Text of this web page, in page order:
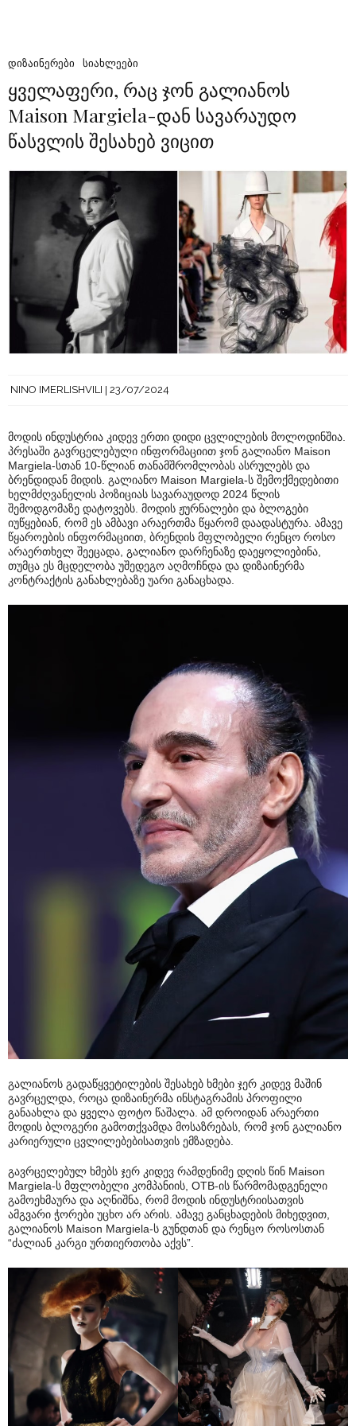
ᲓᲘᲖᲐᲘᲜᲔᲠᲔᲑᲘ ᲡᲘᲐᲮᲚᲔᲔᲑᲘ
ყველაფერი, რაც ჯონ გალიანოს
Maison Margiela-დან სავარაუდო
წასვლის შესახებ ვიცით
NINO IMERLISHVILI 23/07/2024
მოდის ინდუსტრია კიდევ ერთი დიდი ცვლილების მოლოდინშია.
პრესაში გავრცელებული ინფორმაციით ჯონ გალიანო Maison
Margiela-სთან 10-წლიან თანამშრომლობას ასრულებს და
ბრენდიდან მიდის. გალიანო Maison Margiela-ს შემოქმედებითი
ხელმძღვანელის პოზიციას სავარაუდოდ 2024 წლის
შემოდგომაზე დატოვებს. მოდის ჟურნალები და ბლოგები
იუწყებიან, რომ ეს ამბავი არაერთმა წყარომ დაადასტურა. ამავე
წყაროების ინფორმაციით, ბრენდის მფლობელი რენცო როსო
არაერთხელ შეეცადა, გალიანო დარჩენაზე დაეყოლიებინა,
თუმცა ეს მცდელობა უშედეგო აღმოჩნდა და დიზაინერმა
კონტრაქტის განახლებაზე უარი განაცხადა.
გალიანოს გადაწყვეტილების შესახებ ხმები ჯერ კიდევ მაშინ
გავრცელდა, როცა დიზაინერმა ინსტაგრამის პროფილი
განაახლა და ყველა ფოტო წაშალა. ამ დროიდან არაერთი
მოდის ბლოგერი გამოთქვამდა მოსაზრებას, რომ ჯონ გალიანო
კარიერული ცვლილებებისათვის ემზადება.
გავრცელებულ ხმებს ჯერ კიდევ რამდენიმე დღის წინ Maison
Margiela-ს მფლობელი კომპანიის, OTB-ის წარმომადგენელი
გამოეხმაურა და აღნიშნა, რომ მოდის ინდუსტრიისათვის
ამგვარი ჭორები უცხო არ არის. ამავე განცხადების მიხედვით,
გალიანოს Maison Margiela-ს გუნდთან და რენცო როსოსთან
“ძალიან კარგი ურთიერთობა აქვს”.